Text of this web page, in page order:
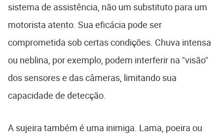
sistema de assistência, não um substituto para um
motorista atento. Sua eficácia pode ser
comprometida sob certas condições. Chuva intensa
ou neblina, por exemplo, podem interferir na "visão"
dos sensores e das câmeras, limitando sua
capacidade de detecção.
A sujeira também é uma inimiga. Lama, poeira ou